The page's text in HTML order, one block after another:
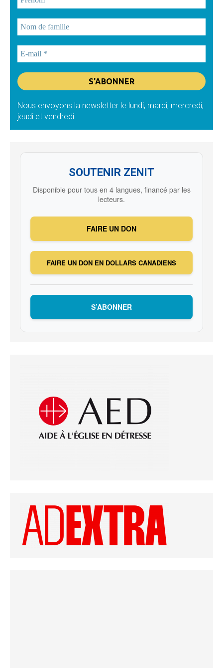
Nous envoyons la newsletter le lundi, mardi, mercredi,
jeudi et vendredi
SOUTENIR ZENIT
Disponible pour tous en 4 langues, financé par les
lecteurs.
FAIRE UN DON
FAIRE UN DON EN DOLLARS CANADIENS
S’ABONNER